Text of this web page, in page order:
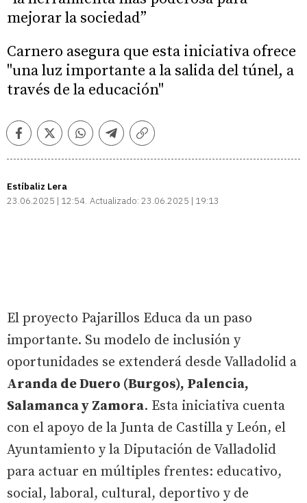
mejorar la sociedad”
Carnero asegura que esta iniciativa ofrece
"una luz importante a la salida del túnel, a
través de la educación"
FacebookTwitterWhatsappTelegramCopiar
Estíbaliz Lera
23.06.2025 | 12:54 Actualizado: 23.06.2025 | 19:13
El proyecto Pajarillos Educa da un paso
importante. Su modelo de inclusión y
oportunidades se extenderá desde Valladolid a
Aranda de Duero (Burgos), Palencia,
Salamanca y Zamora. Esta iniciativa cuenta
con el apoyo de la Junta de Castilla y León, el
Ayuntamiento y la Diputación de Valladolid
para actuar en múltiples frentes: educativo,
social, laboral, cultural, deportivo y de